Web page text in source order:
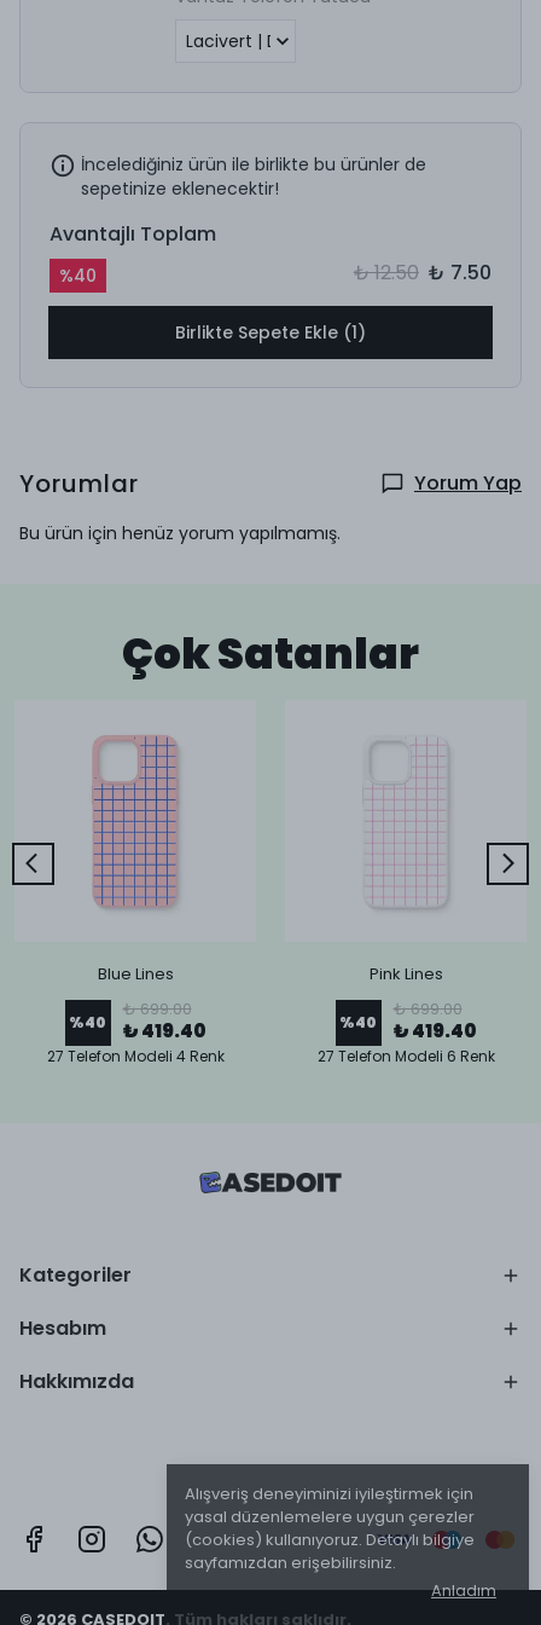
Alışveriş deneyiminizi iyileştirmek için
yasal düzenlemelere uygun çerezler
(cookies) kullanıyoruz. Detaylı bilgiye
sayfamızdan erişebilirsiniz.
Anladım
İncelediğiniz ürün ile birlikte bu ürünler de
sepetinize eklenecektir!
Avantajlı Toplam
%40 ₺ 12.50 ₺ 7.50
Birlikte Sepete Ekle (1)
Yorumlar Yorum Yap
Bu ürün için henüz yorum yapılmamış.
Çok Satanlar
Blue Lines
%40
₺ 699.00
₺ 419.40
27 Telefon Modeli 4 Renk
Pink Lines
%40
₺ 699.00
₺ 419.40
27 Telefon Modeli 6 Renk
Kategoriler
Hesabım
Hakkımızda
© 2026 CASEDOIT. Tüm hakları saklıdır.